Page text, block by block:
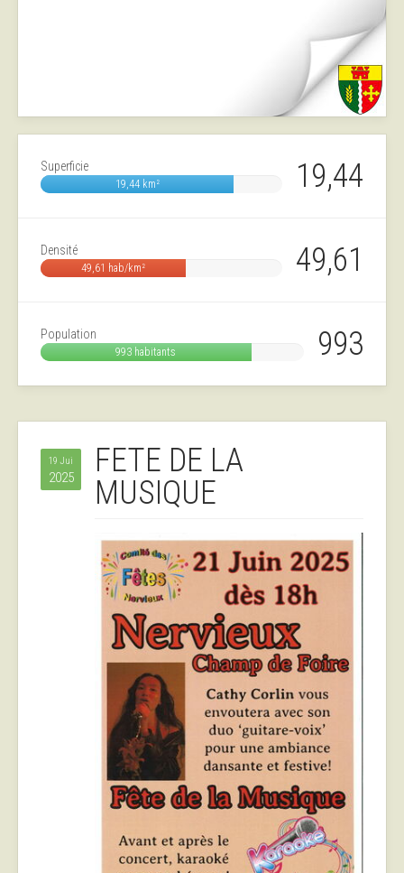
19,44
Superficie
19,44 km²
49,61
Densité
49,61 hab/km²
993
Population
993 habitants
19 Jui
2025
FETE DE LA
MUSIQUE